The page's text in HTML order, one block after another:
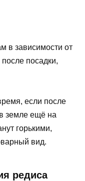
в зависимости от
посадки,
если после
земле ещё на
горькими,
вид.
редиса